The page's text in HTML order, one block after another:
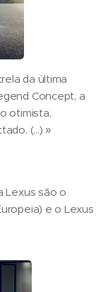
da última
Concept, a
otimista,
(...) »
Lexus são o
e o Lexus